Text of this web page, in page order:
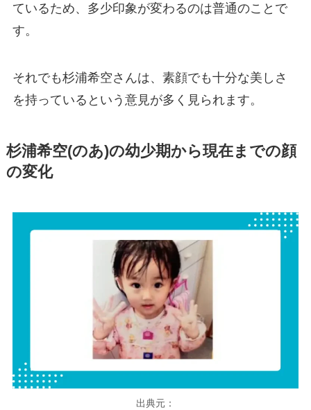
ているため、多少印象が変わるのは普通のことで
す。
それでも杉浦希空さんは、素顔でも十分な美しさ
を持っているという意見が多く見られます。
杉浦希空(のあ)の幼少期から現在までの顔
の変化
出典元：